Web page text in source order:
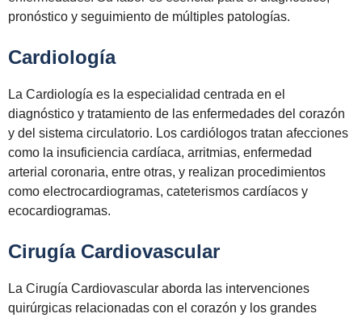
pronóstico y seguimiento de múltiples patologías.
Cardiología
La Cardiología es la especialidad centrada en el
diagnóstico y tratamiento de las enfermedades del corazón
y del sistema circulatorio. Los cardiólogos tratan afecciones
como la insuficiencia cardíaca, arritmias, enfermedad
arterial coronaria, entre otras, y realizan procedimientos
como electrocardiogramas, cateterismos cardíacos y
ecocardiogramas.
Cirugía Cardiovascular
La Cirugía Cardiovascular aborda las intervenciones
quirúrgicas relacionadas con el corazón y los grandes